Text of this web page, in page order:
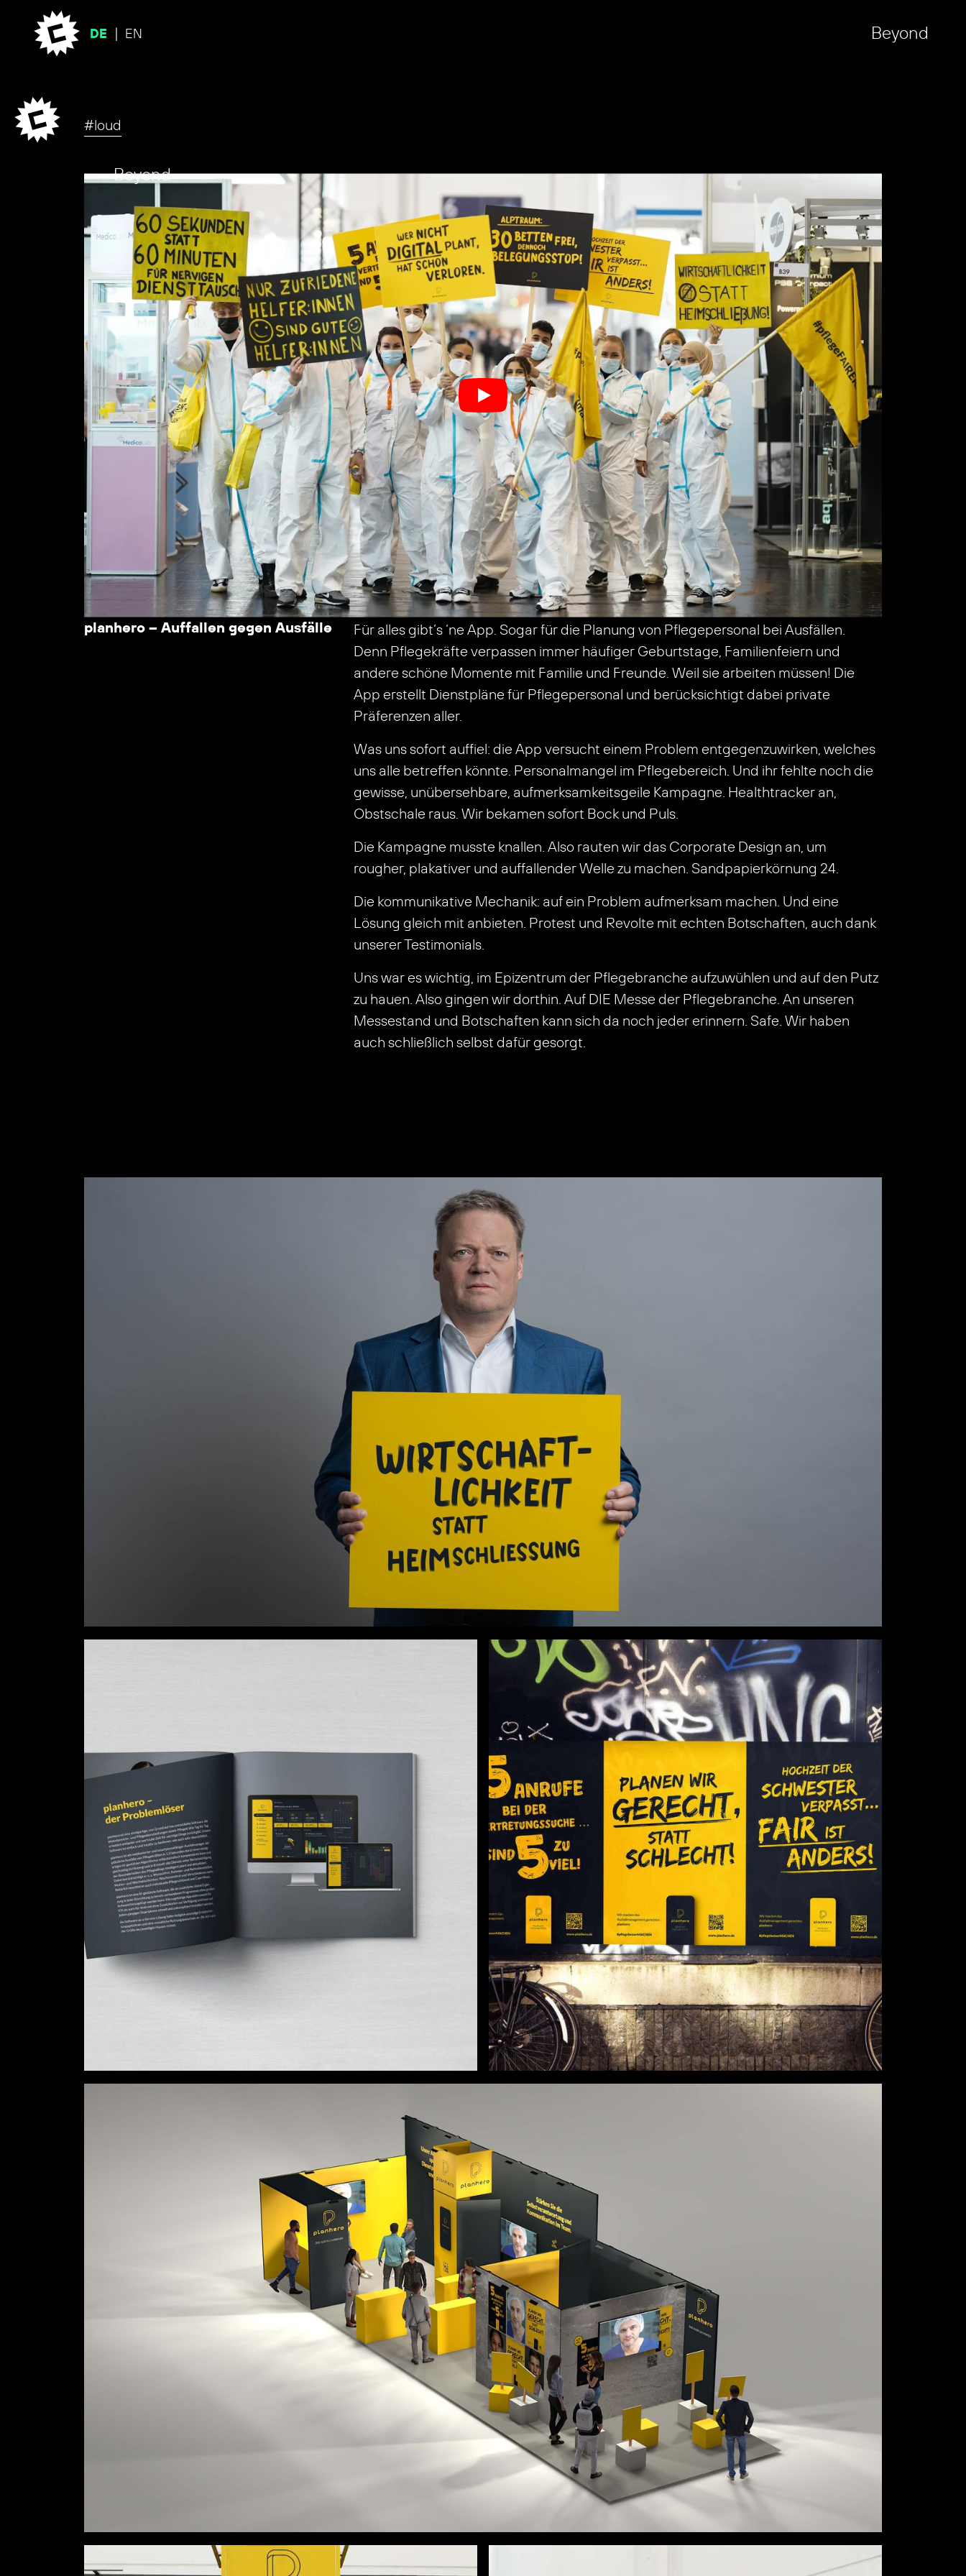
DE EN Beyond
Beyond
#loud
planhero – Auffallen gegen Ausfälle
Für alles gibt’s ’ne App. Sogar für die Planung von Pflegepersonal bei Ausfällen.
Denn Pflegekräfte verpassen immer häufiger Geburtstage, Familienfeiern und
andere schöne Momente mit Familie und Freunde. Weil sie arbeiten müssen! Die
App erstellt Dienstpläne für Pflegepersonal und berücksichtigt dabei private
Präferenzen aller.
Was uns sofort auffiel: die App versucht einem Problem entgegenzuwirken, welches
uns alle betreffen könnte. Personalmangel im Pflegebereich. Und ihr fehlte noch die
gewisse, unübersehbare, aufmerksamkeitsgeile Kampagne. Healthtracker an,
Obstschale raus. Wir bekamen sofort Bock und Puls.
Die Kampagne musste knallen. Also rauten wir das Corporate Design an, um
rougher, plakativer und auffallender Welle zu machen. Sandpapierkörnung 24.
Die kommunikative Mechanik: auf ein Problem aufmerksam machen. Und eine
Lösung gleich mit anbieten. Protest und Revolte mit echten Botschaften, auch dank
unserer Testimonials.
Uns war es wichtig, im Epizentrum der Pflegebranche aufzuwühlen und auf den Putz
zu hauen. Also gingen wir dorthin. Auf DIE Messe der Pflegebranche. An unseren
Messestand und Botschaften kann sich da noch jeder erinnern. Safe. Wir haben
auch schließlich selbst dafür gesorgt.